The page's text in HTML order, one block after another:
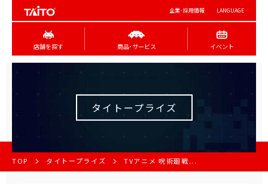
企業･採用情報 LANGUAGE
店舗を探す 商品･サービス イベント
タイトープライズ
TOP タイトープライズ TVアニメ 呪術廻戦...